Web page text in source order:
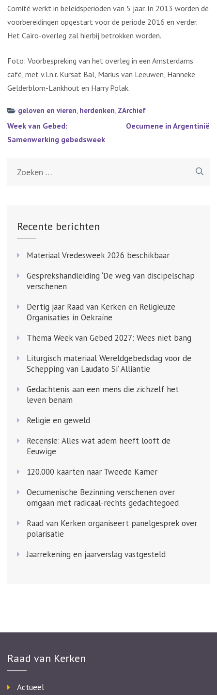
Comité werkt in beleidsperioden van 5 jaar. In 2013 worden de
voorbereidingen opgestart voor de periode 2016 en verder.
Het Caïro-overleg zal hierbij betrokken worden.
Foto: Voorbespreking van het overleg in een Amsterdams
café, met v.l.n.r. Kursat Bal, Marius van Leeuwen, Hanneke
Gelderblom-Lankhout en Harry Polak.
geloven en vieren, herdenken, ZArchief
Bericht
navigatie
Week van Gebed:
Samenwerking gebedsweek
Oecumene in Argentinië
Recente berichten
Materiaal Vredesweek 2026 beschikbaar
Gesprekshandleiding ‘De weg van discipelschap’
verschenen
Dertig jaar Raad van Kerken en Religieuze
Organisaties in Oekraïne
Thema Week van Gebed 2027: Wees niet bang
Liturgisch materiaal Wereldgebedsdag voor de
Schepping van Laudato Si’ Alliantie
Gedachtenis aan een mens die zichzelf het
leven benam
Religie en geweld
Recensie: Alles wat adem heeft looft de
Eeuwige
120.000 kaarten naar Tweede Kamer
Oecumenische Bezinning verschenen over
omgaan met radicaal-rechts gedachtegoed
Raad van Kerken organiseert panelgesprek over
polarisatie
Jaarrekening en jaarverslag vastgesteld
Raad van Kerken
Actueel